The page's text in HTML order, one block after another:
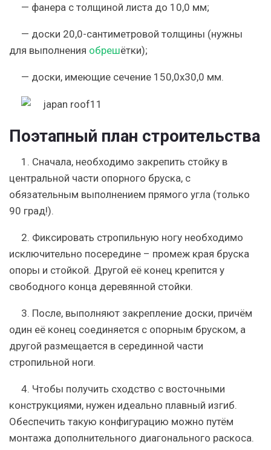
— фанера с толщиной листа до 10,0 мм;
— доски 20,0-сантиметровой толщины (нужны
для выполнения обрешётки);
— доски, имеющие сечение 150,0х30,0 мм.
Поэтапный план строительства
1. Сначала, необходимо закрепить стойку в
центральной части опорного бруска, с
обязательным выполнением прямого угла (только
90 град!).
2. Фиксировать стропильную ногу необходимо
исключительно посередине – промеж края бруска
опоры и стойкой. Другой её конец крепится у
свободного конца деревянной стойки.
3. После, выполняют закрепление доски, причём
один её конец соединяется с опорным бруском, а
другой размещается в серединной части
стропильной ноги.
4. Чтобы получить сходство с восточными
конструкциями, нужен идеально плавный изгиб.
Обеспечить такую конфигурацию можно путём
монтажа дополнительного диагонального раскоса.